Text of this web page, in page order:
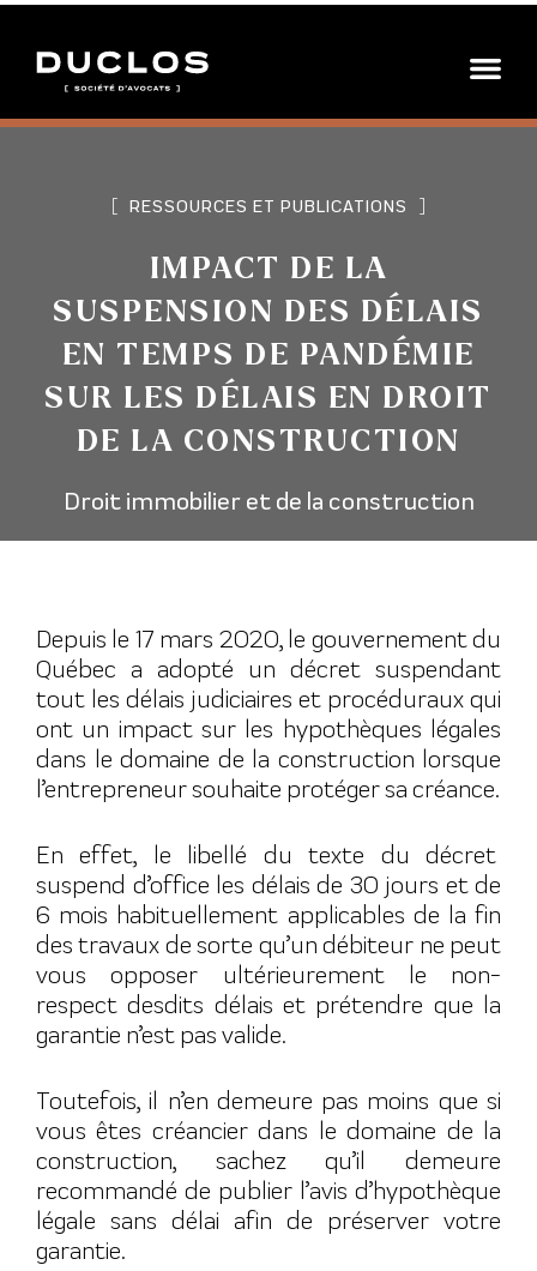
[ RESSOURCES ET PUBLICATIONS ]
IMPACT DE LA
SUSPENSION DES DÉLAIS
EN TEMPS DE PANDÉMIE
SUR LES DÉLAIS EN DROIT
DE LA CONSTRUCTION
Droit immobilier et de la construction
Depuis le 17 mars 2020, le gouvernement du
Québec a adopté un décret suspendant
tout les délais judiciaires et procéduraux qui
ont un impact sur les hypothèques légales
dans le domaine de la construction lorsque
l’entrepreneur souhaite protéger sa créance.
En effet, le libellé du texte du décret
suspend d’office les délais de 30 jours et de
6 mois habituellement applicables de la fin
des travaux de sorte qu’un débiteur ne peut
vous opposer ultérieurement le non-
respect desdits délais et prétendre que la
garantie n’est pas valide.
Toutefois, il n’en demeure pas moins que si
vous êtes créancier dans le domaine de la
construction, sachez qu’il demeure
recommandé de publier l’avis d’hypothèque
légale sans délai afin de préserver votre
garantie.